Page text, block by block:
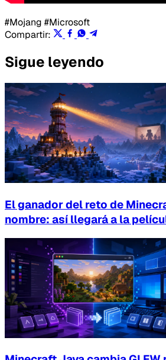
#Mojang #Microsoft
Compartir:
Sigue leyendo
El ganador del reto de
nombre: así llegará a la